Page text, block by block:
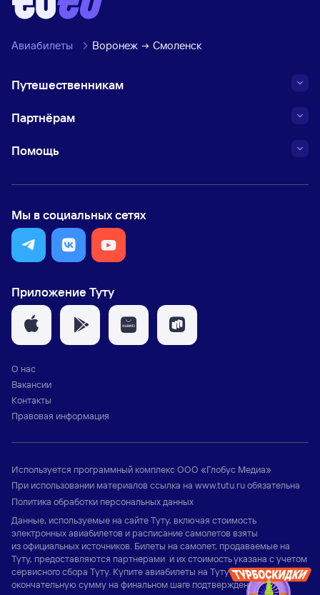
Авиабилеты Воронеж Смоленск
Путешественникам
Партнёрам
Помощь
Мы в социальных сетях
Приложение Туту
О нас
Вакансии
Контакты
Правовая информация
Используется программный комплексООО «Глобус Медиа»
При использовании материалов ссылка на www.tutu.ruобязательна
Политика обработки персональных данных
Данные, используемые на сайте Туту, включая стоимость
электронных авиабилетов и расписание самолетов взяты
из официальных источников. Билеты на самолет, продаваемые на
Туту, предоставляются партнерами и их стоимость указана с учетом
сервисного сбора Туту. Купите авиабилеты на Туту и узнайте
окончательную сумму на финальном шаге подтверждения заказа